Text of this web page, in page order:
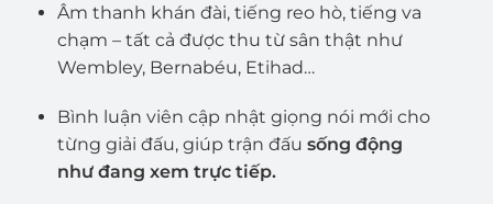
Âm thanh khán đài, tiếng reo hò, tiếng va
chạm – tất cả được thu từ sân thật như
Wembley, Bernabéu, Etihad…
Bình luận viên cập nhật giọng nói mới cho
từng giải đấu, giúp trận đấu sống động
như đang xem trực tiếp.